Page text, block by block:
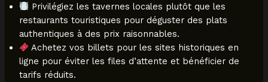
Privilégiez les tavernes locales plutôt que les
restaurants touristiques pour déguster des plats
authentiques à des prix raisonnables.
Achetez vos billets pour les sites historiques en
ligne pour éviter les files d’attente et bénéficier de
tarifs réduits.